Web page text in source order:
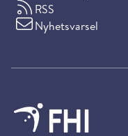
RSS
Nyhetsvarsel